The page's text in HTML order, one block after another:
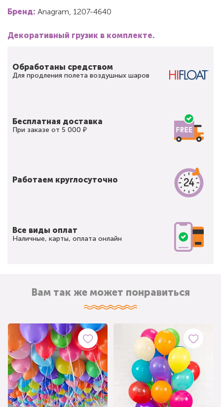
Бренд: Anagram, 1207-4640
Декоративный грузик в комплекте.
Обработаны средством
Для продления полета воздушных шаров
Бесплатная доставка
При заказе от 5 000 ₽
Работаем круглосуточно
Все виды оплат
Наличные, карты, оплата онлайн
Вам так же может понравиться